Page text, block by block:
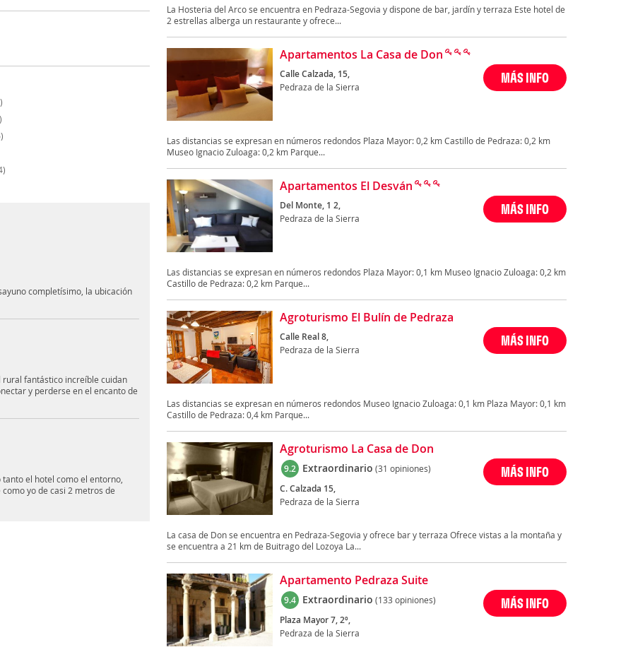
completísimo, la ubicación
fantástico increíble cuidan
y perderse en el encanto de
el hotel como el entorno,
yo de casi 2 metros de
La Hosteria del Arco se encuentra en Pedraza-Segovia y dispone de bar, jardín y terraza Este hotel de
2 estrellas alberga un restaurante y ofrece...
Apartamentos La Casa de Don
Calle Calzada, 15,
Pedraza de la Sierra
MÁS INFO
Las distancias se expresan en números redondos Plaza Mayor: 0,2 km Castillo de Pedraza: 0,2 km
Museo Ignacio Zuloaga: 0,2 km Parque...
Apartamentos El Desván
Del Monte, 1 2,
Pedraza de la Sierra
MÁS INFO
Las distancias se expresan en números redondos Plaza Mayor: 0,1 km Museo Ignacio Zuloaga: 0,2 km
Castillo de Pedraza: 0,2 km Parque...
Agroturismo El Bulín de Pedraza
Calle Real 8,
Pedraza de la Sierra
MÁS INFO
Las distancias se expresan en números redondos Museo Ignacio Zuloaga: 0,1 km Plaza Mayor: 0,1 km
Castillo de Pedraza: 0,4 km Parque...
Agroturismo La Casa de Don
9.2 Extraordinario (31 opiniones)
C. Calzada 15,
Pedraza de la Sierra
MÁS INFO
La casa de Don se encuentra en Pedraza-Segovia y ofrece bar y terraza Ofrece vistas a la montaña y
se encuentra a 21 km de Buitrago del Lozoya La...
Apartamento Pedraza Suite
9.4 Extraordinario (133 opiniones)
Plaza Mayor 7, 2º,
Pedraza de la Sierra
MÁS INFO